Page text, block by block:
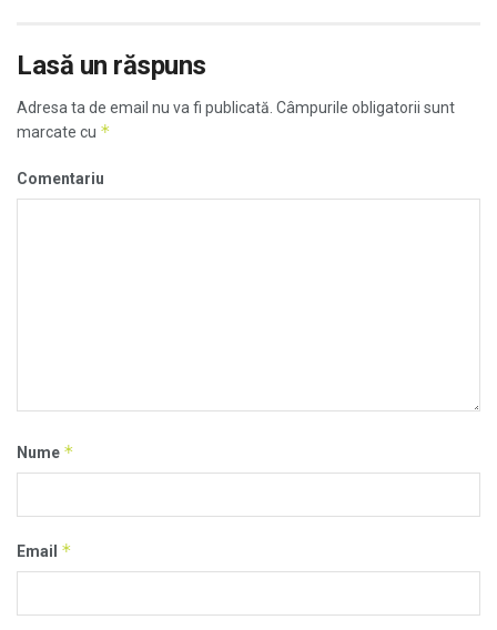
Lasă un răspuns
Adresa ta de email nu va fi publicată. Câmpurile obligatorii sunt
marcate cu *
Comentariu
Nume *
Email *